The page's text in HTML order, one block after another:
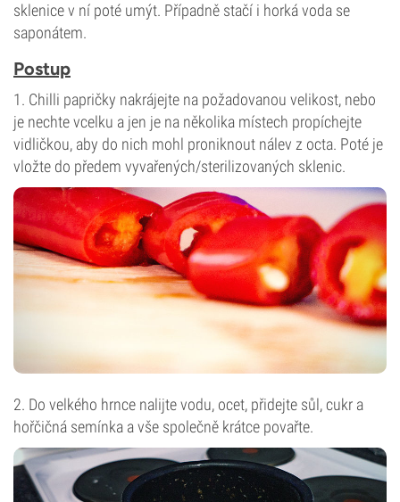
sklenice v ní poté umýt. Případně stačí i horká voda se
saponátem.
Postup
1. Chilli papričky nakrájejte na požadovanou velikost, nebo
je nechte vcelku a jen je na několika místech propíchejte
vidličkou, aby do nich mohl proniknout nálev z octa. Poté je
vložte do předem vyvařených/sterilizovaných sklenic.
2. Do velkého hrnce nalijte vodu, ocet, přidejte sůl, cukr a
hořčičná semínka a vše společně krátce povařte.